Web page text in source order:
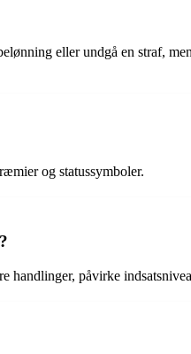
eller undgå en straf,
og statussymboler.
påvirke